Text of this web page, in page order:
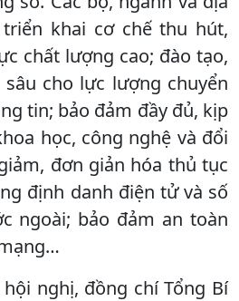
khai cơ chế thu hút,
chất lượng cao; đào tạo,
cho lực lượng chuyển
tin; bảo đảm đầy đủ, kịp
học, công nghệ và đổi
đơn giản hóa thủ tục
định danh điện tử và số
ngoài; bảo đảm an toàn
nghị, đồng chí Tổng Bí